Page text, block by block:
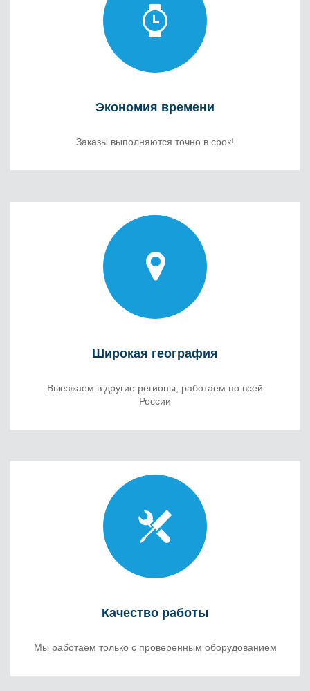
Экономия времени
Заказы выполняются точно в срок!
Широкая география
Выезжаем в другие регионы, работаем по всей
России
Качество работы
Мы работаем только с проверенным оборудованием